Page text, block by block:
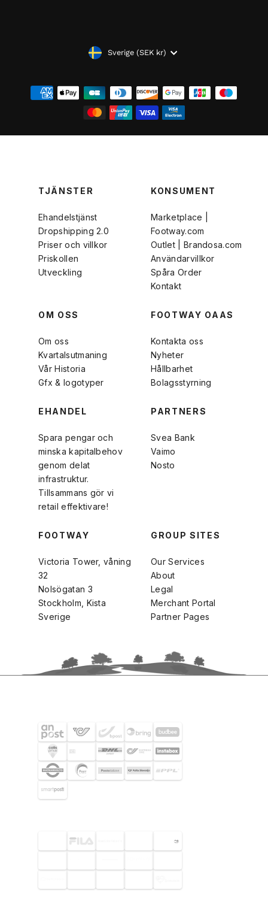
VALUTASverige (SEK kr)
TJÄNSTER
Ehandelstjänst
Dropshipping 2.0
Priser och villkor
Priskollen
Utveckling
KONSUMENT
Marketplace |
Footway.com
Outlet | Brandosa.com
Användarvillkor
Spåra Order
Kontakt
OM OSS
Om oss
Kvartalsutmaning
Vår Historia
Gfx & logotyper
FOOTWAY OAAS
Kontakta oss
Nyheter
Hållbarhet
Bolagsstyrning
EHANDEL
Spara pengar och
minska kapitalbehov
genom delat
infrastruktur.
Tillsammans gör vi
retail effektivare!
PARTNERS
Svea Bank
Vaimo
Nosto
FOOTWAY
Victoria Tower, våning
32
Nolsögatan 3
Stockholm, Kista
Sverige
GROUP SITES
Our Services
About
Legal
Merchant Portal
Partner Pages